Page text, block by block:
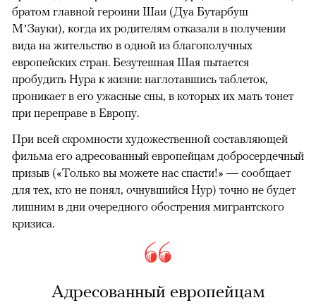
братом главной героини Шаи (Дуа Бутарбуш
М’Зауки), когда их родителям отказали в получении
вида на жительство в одной из благополучных
европейских стран. Безутешная Шая пытается
пробудить Нура к жизни: наглотавшись таблеток,
проникает в его ужасные сны, в которых их мать тонет
при переправе в Европу.
При всей скромности художественной составляющей
фильма его адресованный европейцам добросердечный
призыв («Только вы можете нас спасти!» — сообщает
для тех, кто не понял, очнувшийся Нур) точно не будет
лишним в дни очередного обострения мигрантского
кризиса.
Адресованный европейцам